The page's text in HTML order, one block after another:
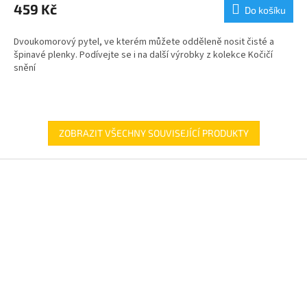
459 Kč Do košíku
Dvoukomorový pytel, ve kterém můžete odděleně nosit čisté a
špinavé plenky. Podívejte se i na další výrobky z kolekce Kočičí
snění
ZOBRAZIT VŠECHNY SOUVISEJÍCÍ PRODUKTY